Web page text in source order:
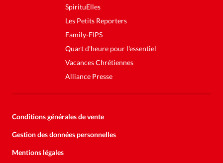
SpirituElles
Les Petits Reporters
Family-FIPS
Quart d'heure pour l'essentiel
Vacances Chrétiennes
Alliance Presse
Conditions générales de vente
Gestion des données personnelles
Mentions légales